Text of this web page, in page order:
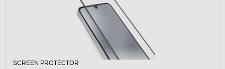
SCREEN PROTECTOR